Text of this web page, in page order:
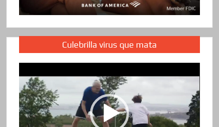
Culebrilla virus que mata
de
vídeo